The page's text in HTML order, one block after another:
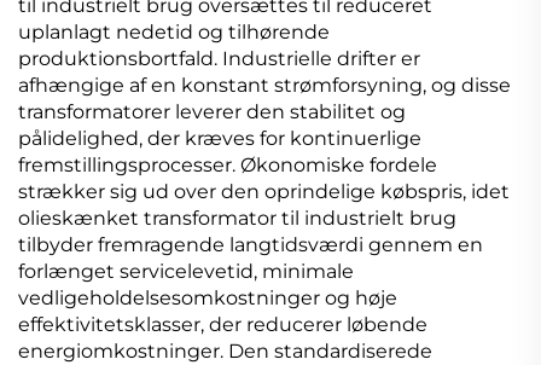
til industrielt brug oversættes til reduceret
uplanlagt nedetid og tilhørende
produktionsbortfald. Industrielle drifter er
afhængige af en konstant strømforsyning, og disse
transformatorer leverer den stabilitet og
pålidelighed, der kræves for kontinuerlige
fremstillingsprocesser. Økonomiske fordele
strækker sig ud over den oprindelige købspris, idet
olieskænket transformator til industrielt brug
tilbyder fremragende langtidsværdi gennem en
forlænget servicelevetid, minimale
vedligeholdelsesomkostninger og høje
effektivitetsklasser, der reducerer løbende
energiomkostninger. Den standardiserede